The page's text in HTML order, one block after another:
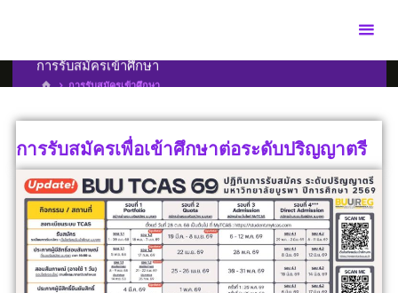
การรับสมัครเข้าศึกษา
การรับสมัครเข้าศึกษา
การรับสมัครเพื่อเข้าศึกษาต่อระดับปริญญาตรี